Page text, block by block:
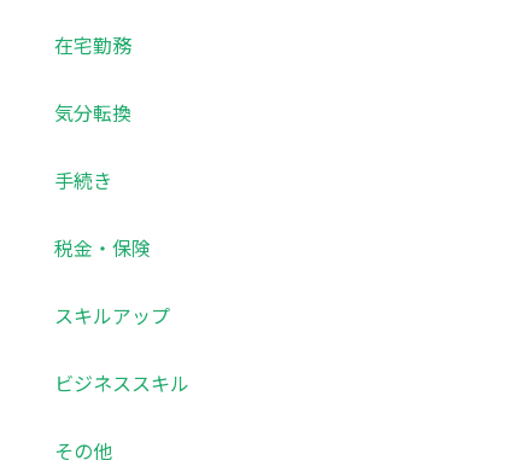
在宅勤務
気分転換
手続き
税金・保険
スキルアップ
ビジネススキル
その他